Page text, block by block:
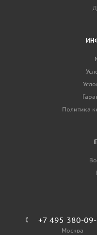
Политика
+7 495 380-
Москва